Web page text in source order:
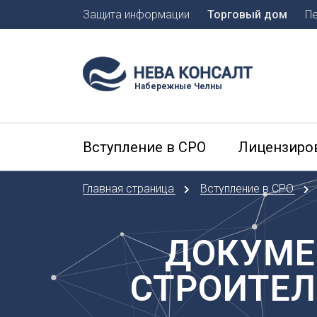
Б
Барнаул
Белгород
В
Защита информации Торговый дом
Набережные Челны
Вступление в СРО
Главная страница Вступление в СРО